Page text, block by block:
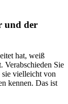
und der
hat, weiß
Verabschieden Sie
sie vielleicht von
kennen. Das ist